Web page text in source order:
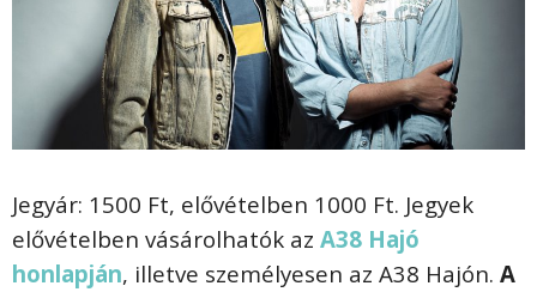
Jegyár: 1500 Ft, elővételben 1000 Ft. Jegyek
elővételben vásárolhatók az A38 Hajó
honlapján, illetve személyesen az A38 Hajón. A